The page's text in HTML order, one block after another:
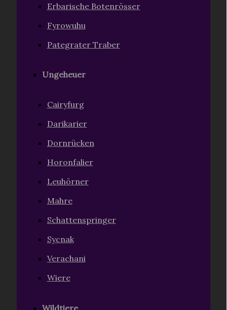
Erbarische Botenrösser
Fyrowuhu
Pategrater Traber
Ungeheuer
Cairyfurg
Darikarier
Dornrücken
Horonfalier
Leuhörner
Mahre
Schattenspringer
Sycnak
Verachani
Wiere
Wildtiere